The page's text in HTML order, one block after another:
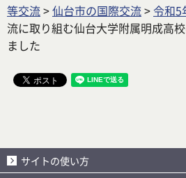
等交流>仙台市の国際交流>令和5
流に取り組む仙台大学附属明成高
ました
サイトの使い方